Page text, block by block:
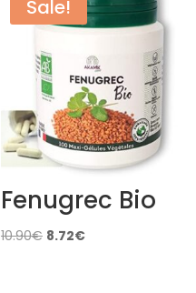
Sale!
Fenugrec Bio
10.90€ Original
8.72€Current